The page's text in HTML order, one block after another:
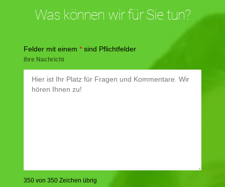
Was können wir für Sie tun?
Felder mit einem * sind Pflichtfelder
Ihre Nachricht
350 von 350 Zeichen übrig